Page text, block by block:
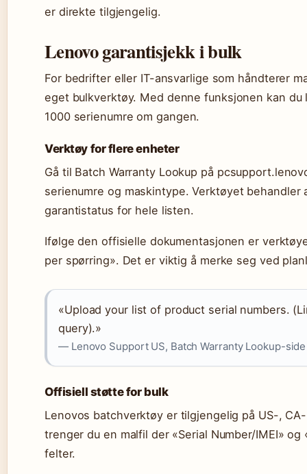
er direkte tilgjengelig.
Lenovo garantisjekk i bulk
For bedrifter eller IT-ansvarlige som håndterer
eget bulkverktøy. Med denne funksjonen kan
1000 serienumre om gangen.
Verktøy for flere enheter
Gå til Batch Warranty Lookup på
serienumre og maskintype. Verktøyet behandler
garantistatus for hele listen.
Ifølge den offisielle dokumentasjonen er
per spørring». Det er viktig å merke seg ved
«Upload your list of product serial numbers.
query).»
— Lenovo Support US, Batch Warranty Lookup-side
Offisiell støtte for bulk
Lenovos batchverktøy er tilgjengelig på US-,
trenger du en malfil der «Serial Number/IMEI»
felter.